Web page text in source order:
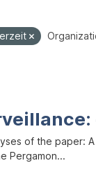
of the paper:
Pergamon...